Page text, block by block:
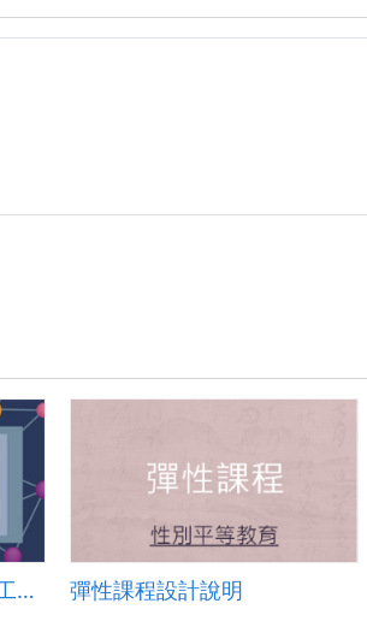
和AI做朋友－相逢篇：人工智慧有意思 (國小教材) 彈性課程設計說明